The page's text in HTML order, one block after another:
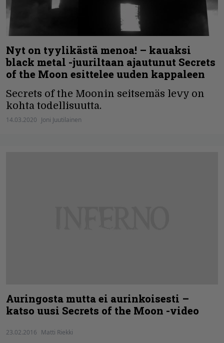
Nyt on tyylikästä menoa! – kauaksi
black metal -juuriltaan ajautunut Secrets
of the Moon esittelee uuden kappaleen
Secrets of the Moonin seitsemäs levy on
kohta todellisuutta.
14.03.2020 Joni Juutilainen
Auringosta mutta ei aurinkoisesti –
katso uusi Secrets of the Moon -video
23.02.2016 Matti Riekki